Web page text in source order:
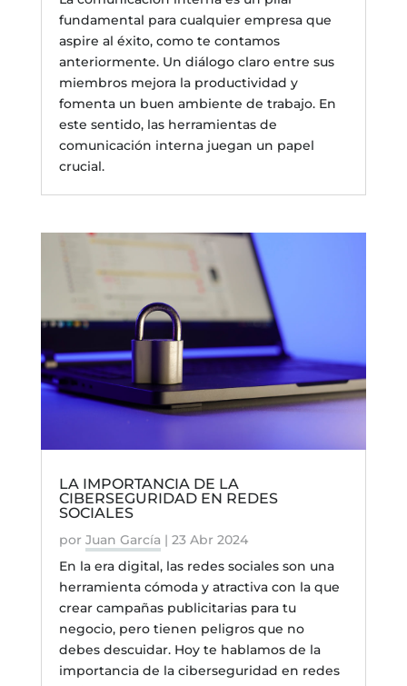
fundamental para cualquier empresa que
aspire al éxito, como te contamos
anteriormente. Un diálogo claro entre sus
miembros mejora la productividad y
fomenta un buen ambiente de trabajo. En
este sentido, las herramientas de
comunicación interna juegan un papel
crucial.
LA IMPORTANCIA DE LA
CIBERSEGURIDAD EN REDES
SOCIALES
por Juan García | 23 Abr 2024
En la era digital, las redes sociales son una
herramienta cómoda y atractiva con la que
crear campañas publicitarias para tu
negocio, pero tienen peligros que no
debes descuidar. Hoy te hablamos de la
importancia de la ciberseguridad en redes